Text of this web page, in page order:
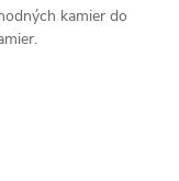
kamier do